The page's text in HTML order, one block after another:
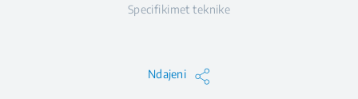
Specifikimet teknike
Ndajeni